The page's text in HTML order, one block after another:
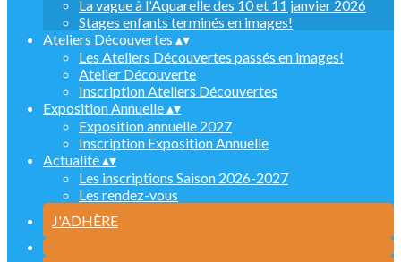
La vague à l'Aquarelle des 10 et 11 janvier 2026
Stages enfants terminés en images!
Ateliers Découvertes ▴▾
Les Ateliers Découvertes passés en images!
Atelier Découverte
Inscription Ateliers Découvertes
Exposition Annuelle▴▾
Exposition annuelle 2027
Inscription Exposition Annuelle
Actualité▴▾
Les inscriptions Saison 2026-2027
Les rendez-vous
J'ADHÈRE